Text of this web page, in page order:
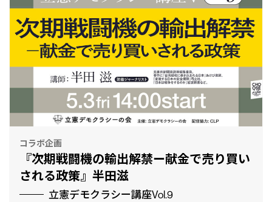
コラボ企画
『次期戦闘機の輸出解禁ー献金で売り買い
される政策』半田滋
立憲デモクラシー講座Vol.9